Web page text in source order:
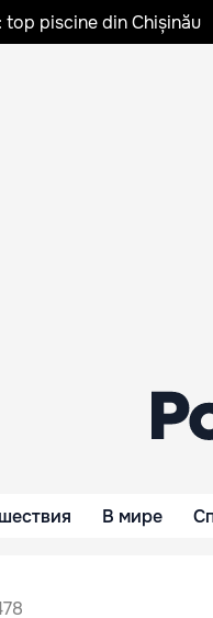
piscine din Chișinău
В мире